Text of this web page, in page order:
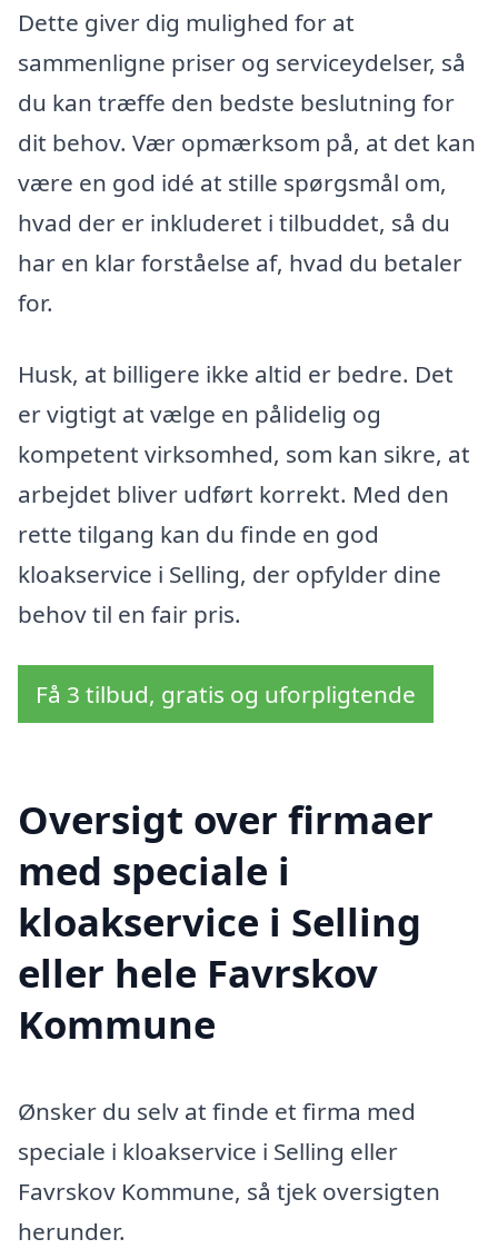
Dette giver dig mulighed for at
sammenligne priser og serviceydelser, så
du kan træffe den bedste beslutning for
dit behov. Vær opmærksom på, at det kan
være en god idé at stille spørgsmål om,
hvad der er inkluderet i tilbuddet, så du
har en klar forståelse af, hvad du betaler
for.
Husk, at billigere ikke altid er bedre. Det
er vigtigt at vælge en pålidelig og
kompetent virksomhed, som kan sikre, at
arbejdet bliver udført korrekt. Med den
rette tilgang kan du finde en god
kloakservice i Selling, der opfylder dine
behov til en fair pris.
Få 3 tilbud, gratis og uforpligtende
Oversigt over firmaer
med speciale i
kloakservice i Selling
eller hele Favrskov
Kommune
Ønsker du selv at finde et firma med
speciale i kloakservice i Selling eller
Favrskov Kommune, så tjek oversigten
herunder.